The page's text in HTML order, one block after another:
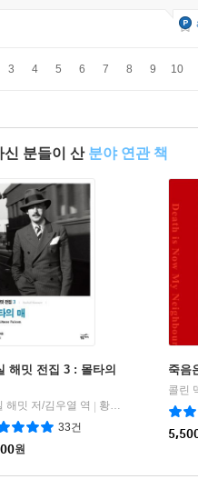
3 4 5 6 7 8 9 10
신 분들이 산 분야 연관 책
해밋 전집 3 : 몰타의
해밋 저/김우열 역 | 황금가지
33건
원
죽음
콜린